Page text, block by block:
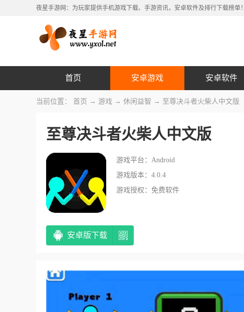
夜星手游网：为玩家提供手机游戏下载、手游资讯，安卓软件及排行下载榜单！
首页 安卓游戏 安卓软件
当前位置： 首页 → 游戏 → 休闲益智 → 至尊决斗者火柴人中文版
至尊决斗者火柴人中文版
游戏平台：Android
游戏版本：4.0.4
游戏授权：免费软件
安卓版下载